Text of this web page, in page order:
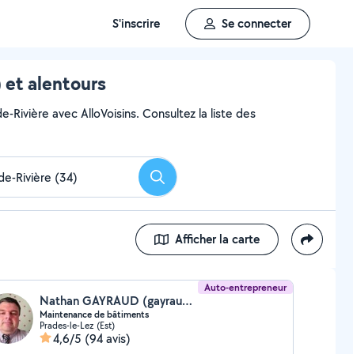
S'inscrire Se connecter
et alentours
Rivière avec AlloVoisins. Consultez la liste des
Rechercher
Afficher la carte
Auto-entrepreneur
Nathan GAYRAUD (gayraud et fil)
Maintenance de bâtiments
Prades-le-Lez (Est)
4,6/5 (94 avis)